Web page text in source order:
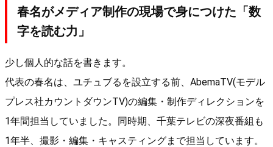
春名がメディア制作の現場で身につけた「数
字を読む力」
少し個人的な話を書きます。
代表の春名は、ユチュブるを設立する前、AbemaTV(モデル
プレス社カウントダウンTV)の編集・制作ディレクションを
1年間担当していました。同時期、千葉テレビの深夜番組も
1年半、撮影・編集・キャスティングまで担当しています。